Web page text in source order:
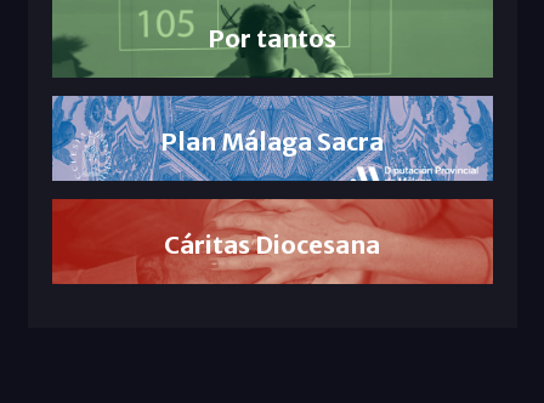
Por tantos
Plan Málaga Sacra
Cáritas Diocesana